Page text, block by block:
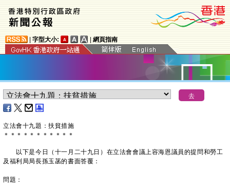
字型大小: 網頁指南
立法會十九題：扶貧措施
＊ ＊ ＊ ＊ ＊ ＊ ＊ ＊ ＊ ＊ ＊
以下是今日（十一月二十九日）在立法會會議上容海恩議員的提問和勞工
及福利局局長孫玉菡的書面答覆：
問題：